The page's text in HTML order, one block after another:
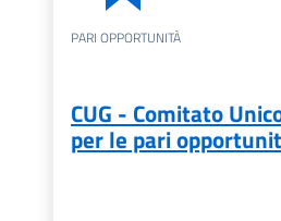
PARI OPPORTUNITÀ
CUG - Comitato
per le pari